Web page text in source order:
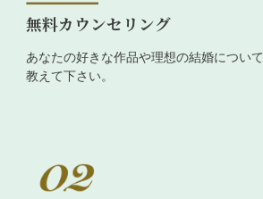
無料カウンセリング
あなたの好きな作品や理想の結婚について
教えて下さい。